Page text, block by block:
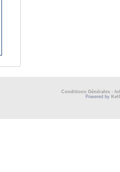
Conditions Générales -
Powered by